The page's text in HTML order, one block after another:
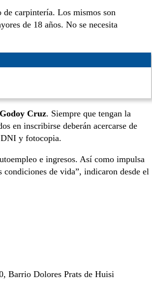
carpintería. Los mismos son
de 18 años. No se necesita
Cruz. Siempre que tengan la
en inscribirse deberán acercarse de
DNI y fotocopia.
e ingresos. Así como impulsa
de vida”, indicaron desde el
Barrio Dolores Prats de Huisi